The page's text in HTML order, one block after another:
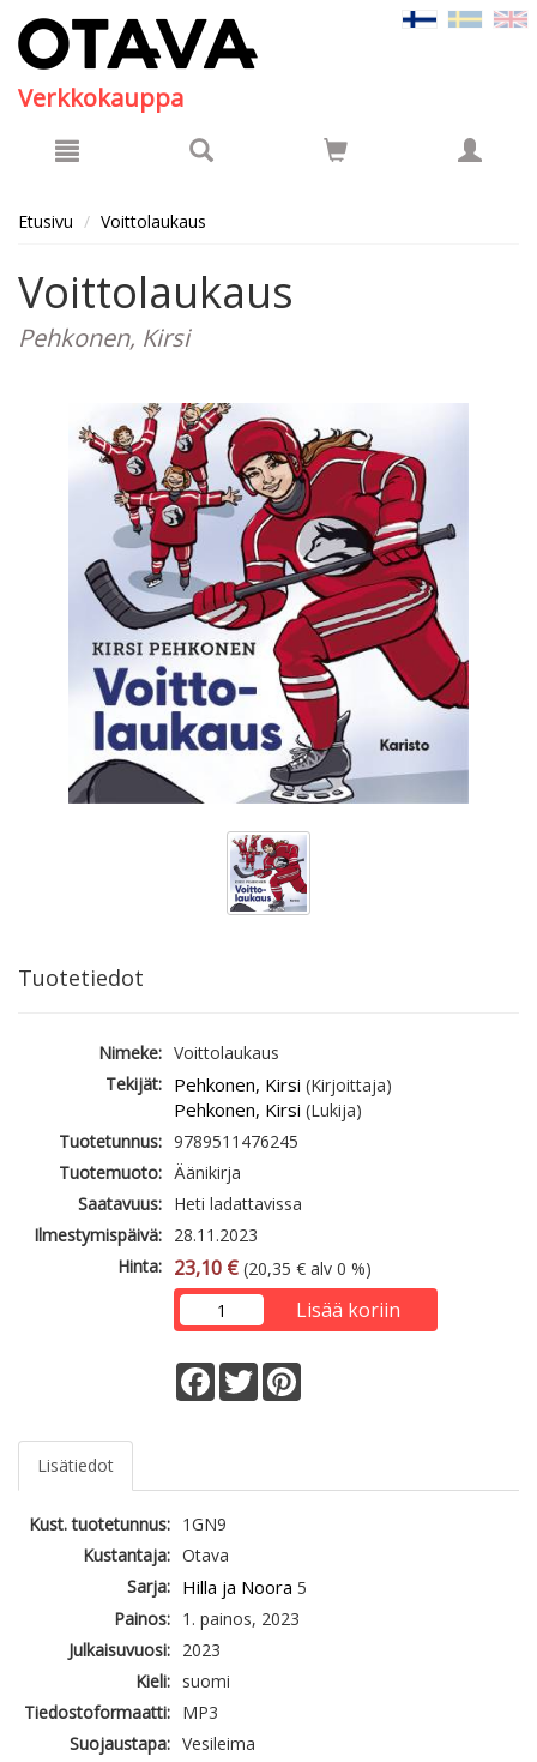
Verkkokauppa
Etusivu Voittolaukaus
Voittolaukaus
Pehkonen, Kirsi
Tuotetiedot
Nimeke: Voittolaukaus
Tekijät: Pehkonen, Kirsi (Kirjoittaja)
Pehkonen, Kirsi (Lukija)
Tuotetunnus: 9789511476245
Tuotemuoto: Äänikirja
Saatavuus: Heti ladattavissa
Ilmestymispäivä: 28.11.2023
Hinta: 23,10 € (20,35 € alv 0 %)
Lisää koriin
Facebook
Twitter
Lisätiedot
Kust. tuotetunnus: 1GN9
Kustantaja: Otava
Sarja: Hilla ja Noora 5
Painos: 1. painos, 2023
Julkaisuvuosi: 2023
Kieli: suomi
Tiedostoformaatti: MP3
Suojaustapa: Vesileima